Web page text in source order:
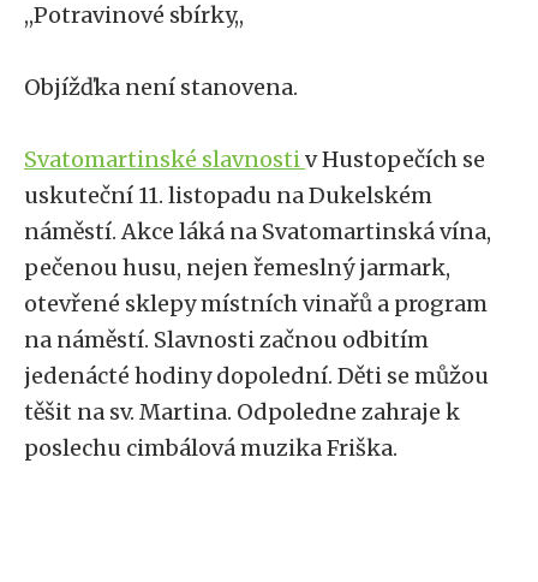
,,Potravinové sbírky,,
Objížďka není stanovena.
Svatomartinské slavnostiv Hustopečích se
uskuteční 11. listopadu na Dukelském
náměstí. Akce láká na Svatomartinská vína,
pečenou husu, nejen řemeslný jarmark,
otevřené sklepy místních vinařů a program
na náměstí. Slavnosti začnou odbitím
jedenácté hodiny dopolední. Děti se můžou
těšit na sv. Martina. Odpoledne zahraje k
poslechu cimbálová muzika Friška.